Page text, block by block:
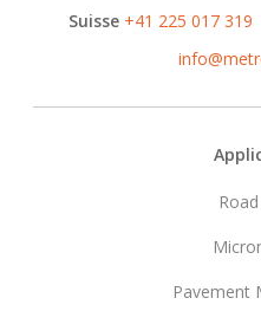
Suisse +41 225 017 319
Pavement